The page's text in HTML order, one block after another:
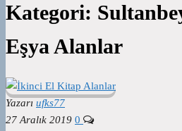
Kategori:
Eşya Alanlar
Yazarı ufks77
27 Aralık 2019 0